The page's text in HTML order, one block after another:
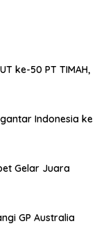
ke-50 PT TIMAH,
Indonesia ke
Gelar Juara
GP Australia